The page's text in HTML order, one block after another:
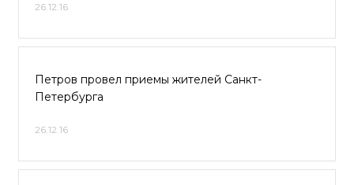
26.12.16
Петров провел приемы жителей Санкт-
Петербурга
26.12.16